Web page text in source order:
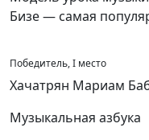
Бизе — самая
Победитель, I место
Хачатрян Мариам
Музыкальная азбука